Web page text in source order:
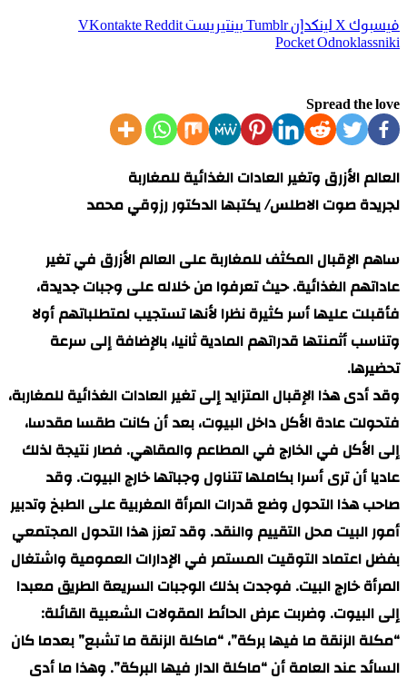
فيسبوك‫X لينكدإن بينتيريست
Odnoklassniki
‫Pocket
Spread the love
العالم الأزرق وتغير العادات الغذائية للمغاربة
لجريدة صوت الاطلس/ يكتبها الدكتور رزوقي محمد
ساهم الإقبال المكثف للمغاربة على العالم الأزرق في تغير
عاداتهم الغذائية. حيث تعرفوا من خلاله على وجبات جديدة،
فأقبلت عليها أسر كثيرة نظرا لأنها تستجيب لمتطلباتهم أولا
وتناسب أثمنتها قدراتهم المادية ثانيا، بالإضافة إلى سرعة
تحضيرها.
وقد أدى هذا الإقبال المتزايد إلى تغير العادات الغذائية للمغاربة،
فتحولت عادة الأكل داخل البيوت، بعد أن كانت طقسا مقدسا،
إلى الأكل في الخارج في المطاعم والمقاهي. فصار نتيجة لذلك
عاديا أن ترى أسرا بكاملها تتناول وجباتها خارج البيوت. وقد
صاحب هذا التحول وضع قدرات المرأة المغربية على الطبخ وتدبير
أمور البيت محل التقييم والنقد. وقد تعزز هذا التحول المجتمعي
بفضل اعتماد التوقيت المستمر في الإدارات العمومية واشتغال
المرأة خارج البيت. فوجدت بذلك الوجبات السريعة الطريق معبدا
إلى البيوت. وضربت عرض الحائط المقولات الشعبية القائلة:
“مكلة الزنقة ما فيها بركة”، “ماكلة الزنقة ما تشبع” بعدما كان
السائد عند العامة أن “ماكلة الدار فيها البركة”. وهذا ما أدى